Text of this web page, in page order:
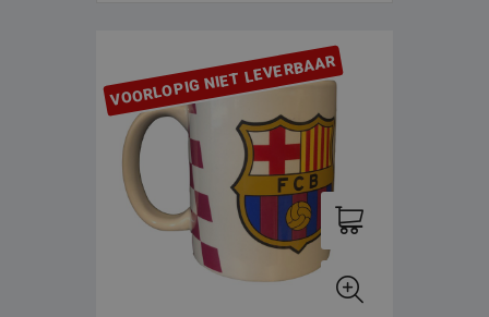
VOORLOPIG NIET LEVERBAAR